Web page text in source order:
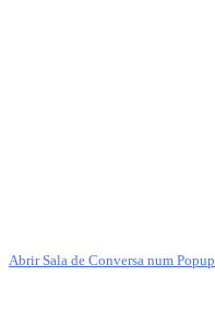
Abrir Sala de Conversa num Popup